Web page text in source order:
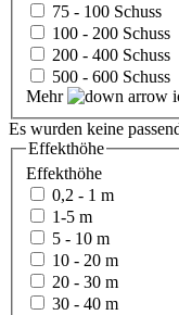
75 - 100 Schuss
100 - 200 Schuss
200 - 400 Schuss
500 - 600 Schuss
Mehr
Es wurden keine
Effekthöhe
Effekthöhe
0,2 - 1 m
1-5 m
5 - 10 m
10 - 20 m
20 - 30 m
30 - 40 m